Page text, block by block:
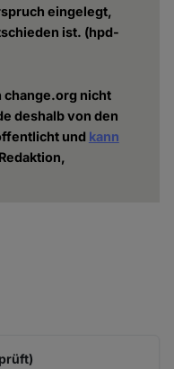
eingelegt,
ist. (hpd-
change.org nicht
deshalb von den
und kann